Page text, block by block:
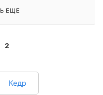
ЕЩЕ
2
Кедр